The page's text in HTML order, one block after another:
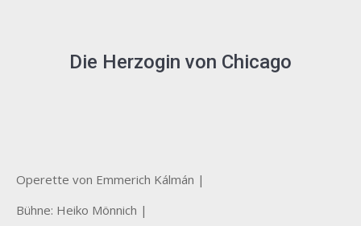
Die Herzogin von Chicago
Operette von Emmerich Kálmán |
Bühne: Heiko Mönnich |